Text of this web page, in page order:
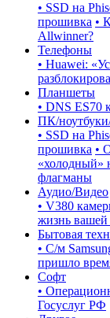
• SSD на
прошивка •
Allwinner?
Телефоны
• Huawei:
Планшеты
• DNS ES70
ПК/
• SSD на
прошивка •
«холодный»
флагманы
Аудио/Видео
• V380
жизнь
Бытовая
• С/м
пришло
Софт
•
Госуслуг РФ